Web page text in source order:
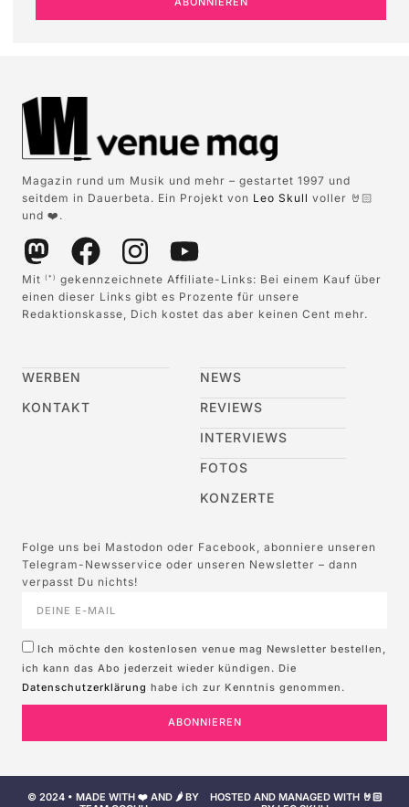
Magazin rund um Musik und mehr – gestartet 1997 und
seitdem in Dauerbeta. Ein Projekt von Leo Skull voller 🤘🏻
und ❤️.
Mit (*)
gekennzeichnete Affiliate-Links: Bei einem Kauf über
einen dieser Links gibt es Prozente für unsere
Redaktionskasse, Dich kostet das aber keinen Cent mehr.
WERBEN
KONTAKT
NEWS
REVIEWS
INTERVIEWS
FOTOS
KONZERTE
Folge uns bei Mastodon oder Facebook, abonniere unseren
Telegram-Newsservice oder unseren Newsletter – dann
verpasst Du nichts!
Ich möchte den kostenlosen venue mag Newsletter bestellen,
ich kann das Abo jederzeit wieder kündigen. Die
Datenschutzerklärung habe ich zur Kenntnis genommen.
ABONNIEREN
© 2024 • MADE WITH ❤️ AND 🌶️ BY
HOSTED AND MANAGED WITH 🤘🏻